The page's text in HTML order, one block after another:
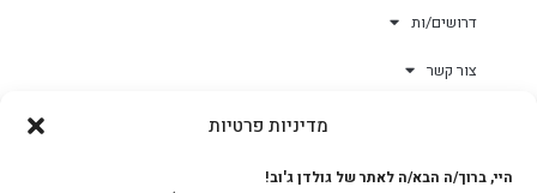
מדיניות פרטיות
היי, ברוך/ה הבא/ה לאתר של גולדן ג'וב!
דרושים/ות
צור קשר